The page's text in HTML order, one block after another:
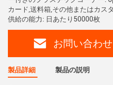
カード,送料箱,その他またはカス
供給の能力: 日あたり50000枚
お問い合わせ
製品詳細 製品の説明